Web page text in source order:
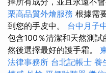
栗高品質外燴服務 根據需
到您的手皮中。 台中月子
包含100％清潔和天然測試
然後選擇最好的護手霜。
法律事務所 台北記帳士 養